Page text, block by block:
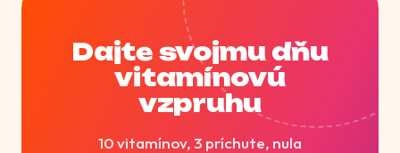
Dajte svojmu dňu
vitamínovú
vzpruhu
10 vitamínov, 3 príchute, nula